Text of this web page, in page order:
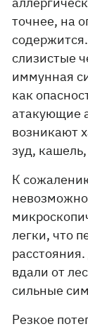
точнее, на
слизистые
иммунная
как
атакующие
возникают
зуд,
К
легки, что
вдали от
сильные
Резкое